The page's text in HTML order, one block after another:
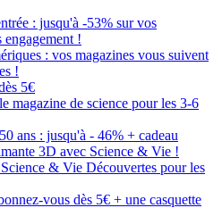
: jusqu'à -53% sur vos
engagement !
: vos magazines vous suivent
!
5€
magazine de science pour les 3-6
ans : jusqu'à - 46% + cadeau
3D avec Science & Vie !
& Vie Découvertes pour les
vous dès 5€ + une casquette